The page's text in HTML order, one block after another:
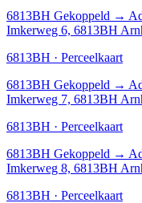
6813BH Gekoppeld →
Imkerweg 6, 6813BH
6813BH · Perceelkaart
6813BH Gekoppeld →
Imkerweg 7, 6813BH
6813BH · Perceelkaart
6813BH Gekoppeld →
Imkerweg 8, 6813BH
6813BH · Perceelkaart